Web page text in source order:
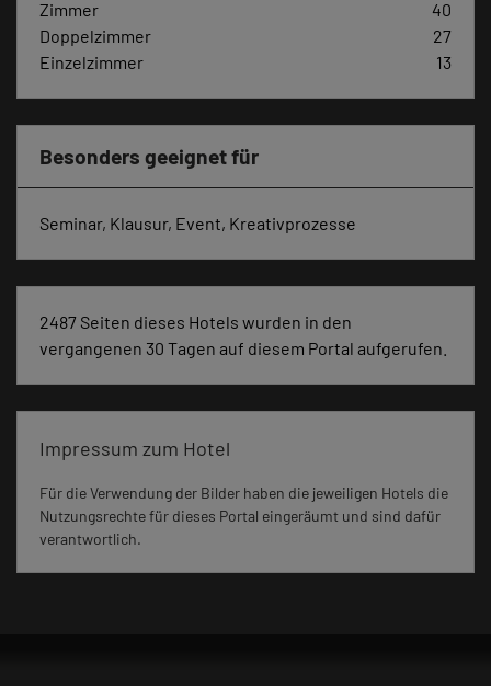
Zimmer
40
Doppelzimmer
27
Einzelzimmer
13
Besonders geeignet für
Seminar, Klausur, Event, Kreativprozesse
2487 Seiten dieses Hotels wurden in den
vergangenen 30 Tagen auf diesem Portal aufgerufen.
Impressum zum Hotel
Für die Verwendung der Bilder haben die jeweiligen Hotels die
Nutzungsrechte für dieses Portal eingeräumt und sind dafür
verantwortlich.